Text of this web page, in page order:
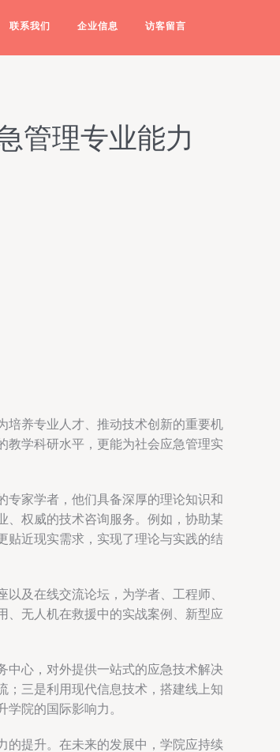
联系我们 企业信息 访客留言
管理专业能力
培养专业人才、推动技术创新的重要机
教学科研水平，更能为社会应急管理实
专家学者，他们具备深厚的理论知识和
、权威的技术咨询服务。例如，协助某
贴近现实需求，实现了理论与实践的结
及在线交流论坛，为学者、工程师、
、无人机在救援中的实战案例、新型应
中心，对外提供一站式的应急技术解决
；三是利用现代信息技术，搭建线上知
院的国际影响力。
的提升。在未来的发展中，学院应持续